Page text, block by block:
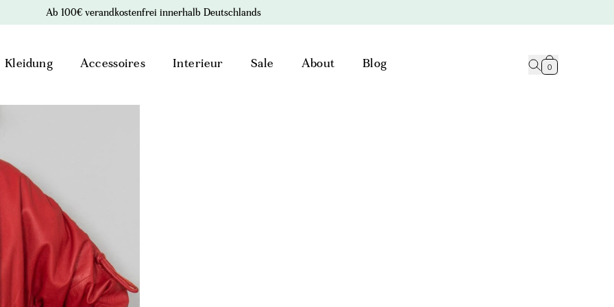
Ab 100€ verandkostenfrei innerhalb Deutschlands
Kleidung Accessoires Interieur Sale About Blog 0